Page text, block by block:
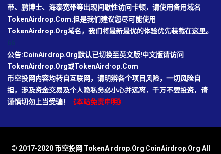
带、鹏博士、海泰宽带等出现间歇性访问卡顿，请使用备用域名
TokenAirdrop.Com.但是我们建议您尽可能使用
TokenAirdrop.Org域名，我们将最新最优的体验优先装载在这里。
公告:CoinAirdrop.Org默认已切换至英文版!中文版请访问
TokenAirdrop.Org或TokenAirdrop.Com
币空投网内容均转自互联网，请明辨各个项目风险，一切风险自
担，涉及资金交易及个人隐私务必小心并远离，千万不要投资，请
谨慎切勿上当受骗！
《本站免责申明》
© 2017-2020 币空投网 TokenAirdrop.Org CoinAirdrop.Org All